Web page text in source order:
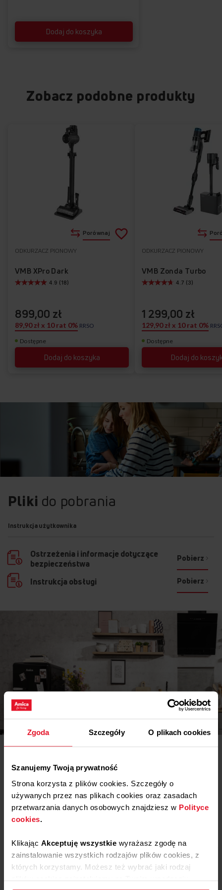
Zgoda Szczegóły O plikach cookies
Szanujemy Twoją prywatność
Strona korzysta z plików cookies. Szczegóły o
używanych przez nas plikach cookies oraz zasadach
przetwarzania danych osobowych znajdziesz w Polityce
cookies.
Klikając Akceptuję wszystkie wyrażasz zgodę na
zainstalowanie wszystkich rodzajów plików cookies, z
których korzystamy. Możesz też wybrać jaki rodzaj
plików cookies zainstalujemy na Twoim urządzeniu,
Dodaj do koszyka
Zobacz podobne produkty
Dostępne
ODKURZACZ PIONOWY
VMB XPro Dark
Dodaj do koszyka
4.9 (18)
899,00 zł
89,90 zł x 10 rat 0% RRSO
Porównaj Dodaj
ulubionych
Dostępne
ODKURZACZ PIONOWY
VMB Zonda Turbo
Dodaj do
4.7 (3)
1 299,00 zł
129,90 zł x 10 rat 0%
Pliki do pobrania
Instrukcja użytkownika
Ostrzeżenia i informacje dotyczące
bezpieczeństwa
Pobierz
Instrukcja obsługi Pobierz
Inspiracje
Potrzebujesz porady? Chcesz trochę więcej poczytać o
naszego świata inspiracji - tam znajdziesz wszystko, co
może Cię zainteresować!
Dowiedz się więcej
5.0 4 0%